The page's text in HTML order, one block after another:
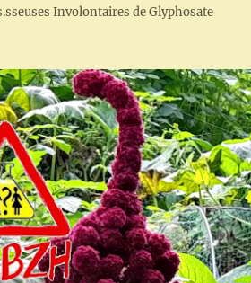
Involontaires de Glyphosate